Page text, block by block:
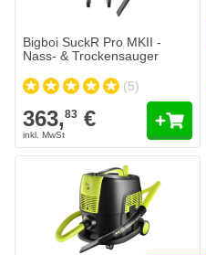
Bigboi SuckR Pro MKII -
Nass- & Trockensauger
(5)
363,83 €